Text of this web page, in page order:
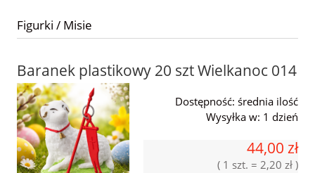
Figurki / Misie
Baranek plastikowy 20 szt Wielkanoc 014
Dostępność: średnia ilość
Wysyłka w: 1 dzień
44,00 zł
( 1 szt. = 2,20 zł )